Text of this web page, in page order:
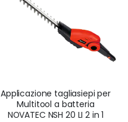
Applicazione tagliasiepi per
Multitool a batteria
NOVATEC NSH 20 LI 2 in 1